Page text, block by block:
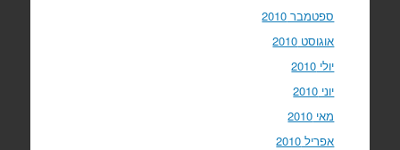
ספטמבר 2010
אוגוסט 2010
יולי 2010
יוני 2010
מאי 2010
אפריל 2010